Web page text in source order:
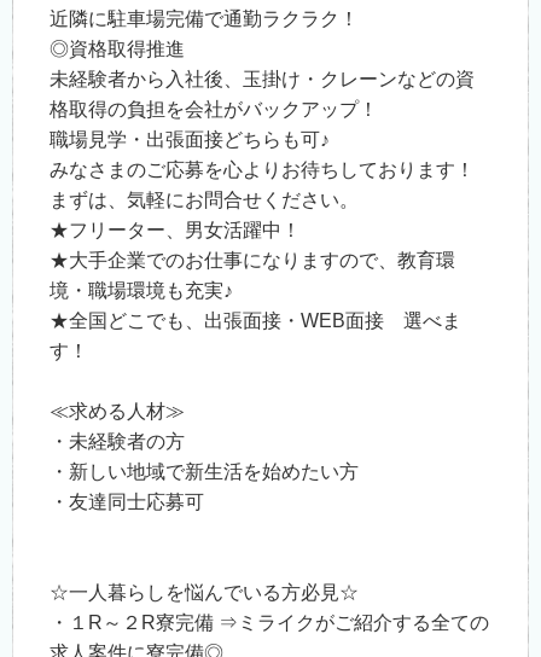
近隣に駐車場完備で通勤ラクラク！
◎資格取得推進
未経験者から入社後、玉掛け・クレーンなどの資
格取得の負担を会社がバックアップ！
職場見学・出張面接どちらも可♪
みなさまのご応募を心よりお待ちしております！
まずは、気軽にお問合せください。
★フリーター、男女活躍中！
★大手企業でのお仕事になりますので、教育環
境・職場環境も充実♪
★全国どこでも、出張面接・WEB面接 選べま
す！
≪求める人材≫
・未経験者の方
・新しい地域で新生活を始めたい方
・友達同士応募可
☆一人暮らしを悩んでいる方必見☆
・１R～２R寮完備 ⇒ミライクがご紹介する全ての
求人案件に寮完備◎